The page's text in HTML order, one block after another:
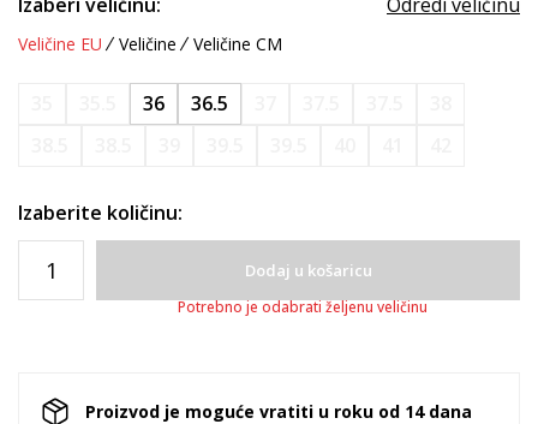
Veličine EU Veličine Veličine CM
36 36.5
Izaberite količinu:
Dodaj u košaricu
Potrebno je odabrati željenu veličinu
Proizvod je moguće vratiti u roku od 14 dana